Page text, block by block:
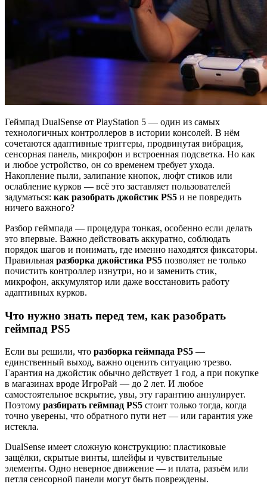
Геймпад DualSense от PlayStation 5 — один из самых
технологичных контроллеров в истории консолей. В нём
сочетаются адаптивные триггеры, продвинутая вибрация,
сенсорная панель, микрофон и встроенная подсветка. Но как
и любое устройство, он со временем требует ухода.
Накопление пыли, залипание кнопок, люфт стиков или
ослабление курков — всё это заставляет пользователей
задуматься: как разобрать джойстик PS5 и не повредить
ничего важного?
Разбор геймпада — процедура тонкая, особенно если делать
это впервые. Важно действовать аккуратно, соблюдать
порядок шагов и понимать, где именно находятся фиксаторы.
Правильная разборка джойстика PS5 позволяет не только
почистить контроллер изнутри, но и заменить стик,
микрофон, аккумулятор или даже восстановить работу
адаптивных курков.
Что нужно знать перед тем, как разобрать
геймпад PS5
Если вы решили, что разборка геймпада PS5 —
единственный выход, важно оценить ситуацию трезво.
Гарантия на джойстик обычно действует 1 год, а при покупке
в магазинах вроде ИгроРай — до 2 лет. И любое
самостоятельное вскрытие, увы, эту гарантию аннулирует.
Поэтому разбирать геймпад PS5 стоит только тогда, когда
точно уверены, что обратного пути нет — или гарантия уже
истекла.
DualSense имеет сложную конструкцию: пластиковые
защёлки, скрытые винты, шлейфы и чувствительные
элементы. Одно неверное движение — и плата, разъём или
петля сенсорной панели могут быть повреждены.